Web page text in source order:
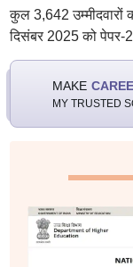
कुल 3,642 उम्मीदवारों
दिसंबर 2025 को पेपर-2
MAKE
MY TRUSTED